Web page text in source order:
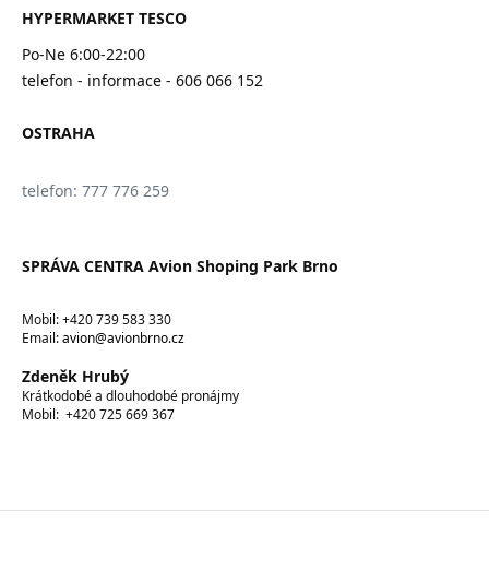
HYPERMARKET TESCO
Po-Ne 6:00-22:00
telefon - informace - 606 066 152
OSTRAHA
telefon: 777 776 259
SPRÁVA CENTRA Avion Shoping Park Brno
Mobil: +420 739 583 330
Email:avion@avionbrno.cz
Zdeněk Hrubý
Krátkodobé a dlouhodobé pronájmy
Mobil: +420 725 669 367